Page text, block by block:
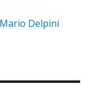
Delpini